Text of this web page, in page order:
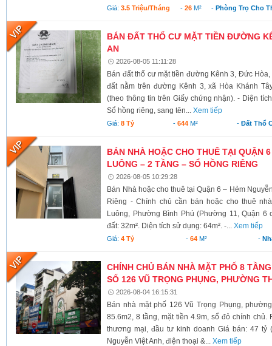
Giá:3.5 Triệu/tháng - 26M² -Phòng Trọ Cho
BÁN ĐẤT THỔ CƯ MẶT TIỀN ĐƯỜNG
AN
2026-08-05 11:11:28
Bán đất thổ cư mặt tiền đường Kênh 3, Đức
đất nằm trên đường Kênh 3, xã Hòa Khánh
(theo thông tin trên Giấy chứng nhận). - Diện
Sổ hồng riêng, sang tên...Xem tiếp
Giá:8 Tỷ -644 M² - Đất Thổ
BÁN NHÀ HOẶC CHO THUÊ TẠI QUẬN
LUÔNG – 2 TẦNG – SỔ HỒNG RIÊNG
2026-08-05 10:29:28
Bán Nhà hoặc cho thuê tại Quận 6 – Hẻm
Riêng - Chính chủ cần bán hoặc cho thuê
Luông, Phường Bình Phú (Phường 11, Quận 6
đất: 32m². Diện tích sử dụng: 64m². -...Xem tiếp
Giá:4 Tỷ - 64M² -
CHÍNH CHỦ BÁN NHÀ MẶT PHỐ 8
SỐ 126 VŨ TRỌNG PHỤNG, PHƯỜNG
2026-08-04 16:15:31
Bán nhà mặt phố 126 Vũ Trọng Phụng,
85.6m2, 8 tầng, mặt tiền 4.9m, sổ đỏ chính
thương mại, đầu tư kinh doanh Giá bán: 47
Nguyễn Việt Anh, điện thoại &...Xem tiếp